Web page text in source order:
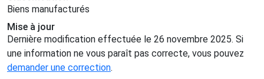
Biens manufacturés
Mise à jour
Dernière modification effectuée le 26 novembre 2025. Si
une information ne vous paraît pas correcte, vous pouvez
demander une correction.